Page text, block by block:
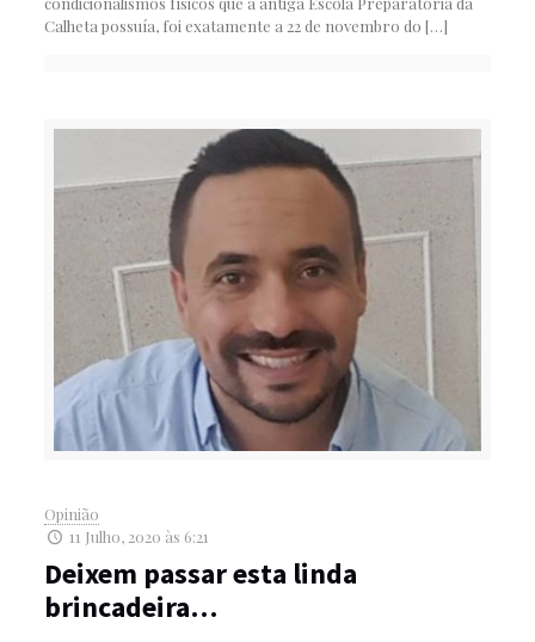
Calheta possuía, foi exatamente a 22 de novembro do […]
Opinião
11 Julho, 2020 às 6:21
Deixem passar esta linda
brincadeira…